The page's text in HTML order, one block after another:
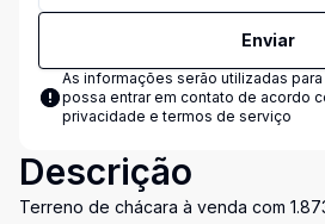
Enviar
As informações serão utilizadas
possa entrar em contato de acordo
privacidade e termos de serviço
Descrição
Terreno de chácara à venda com